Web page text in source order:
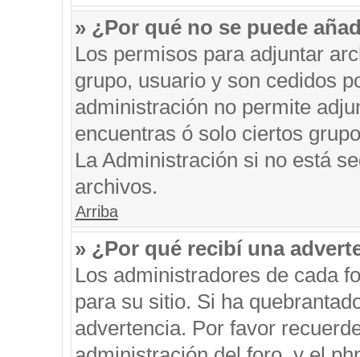
» ¿Por qué no se puede
Los permisos para adjuntar
grupo, usuario y son cedidos
administración no permite
encuentras ó solo ciertos
La Administración si no está
archivos.
Arriba
» ¿Por qué recibí una
Los administradores de cada
para su sitio. Si ha
advertencia. Por favor